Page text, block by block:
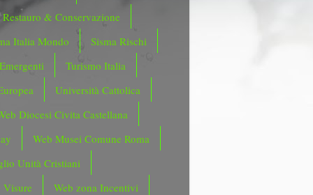
Restauro & Conservazione
Italia Mondo
Sisma Rischi
Turismo Italia
Università Cattolica
Diocesi Civita Castellana
Web Musei Comune Roma
Unità Cristiani
Visure
Web zona Incentivi